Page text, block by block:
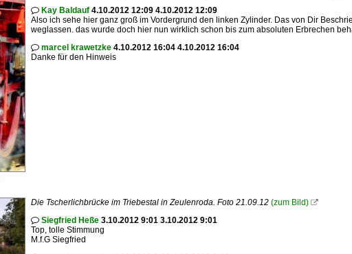
 Kay Baldauf 4.10.2012 12:09 4.10.2012 12:09
Also ich sehe hier ganz groß im Vordergrund den linken Zylinder. Das von Dir
weglassen. das wurde doch hier nun wirklich schon bis zum absoluten Erbrechen
 marcel krawetzke 4.10.2012 16:04 4.10.2012 16:04
Danke für den Hinweis
Die Tscherlichbrücke im Triebestal in Zeulenroda. Foto 21.09.12 (zum Bild) 
 Siegfried Heße 3.10.2012 9:01 3.10.2012 9:01
Top, tolle Stimmung
M.f.G Siegfried